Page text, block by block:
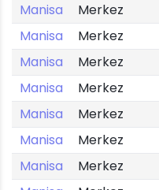
Manisa
Merkez
Manisa
Merkez
Manisa
Merkez
Manisa
Merkez
Manisa
Merkez
Manisa
Merkez
Manisa
Merkez